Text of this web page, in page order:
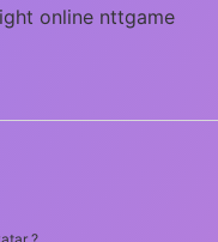
online nttgame